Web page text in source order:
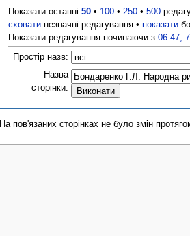
Показати останні50 • 100 • 250 •500
сховати незначні редагування •показати
Показати редагування починаючи з06:47,
Простір назв:
Назва
сторінки:
На пов'язаних сторінках не було змін